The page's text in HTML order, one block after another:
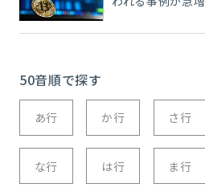
50音順で探す
あ行 か行 さ行
な行 は行 ま行